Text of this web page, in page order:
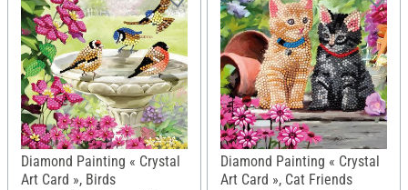
Diamond Painting « Crystal
Art Card », Birds
Diamond Painting « Crystal
Art Card », Cat Friends